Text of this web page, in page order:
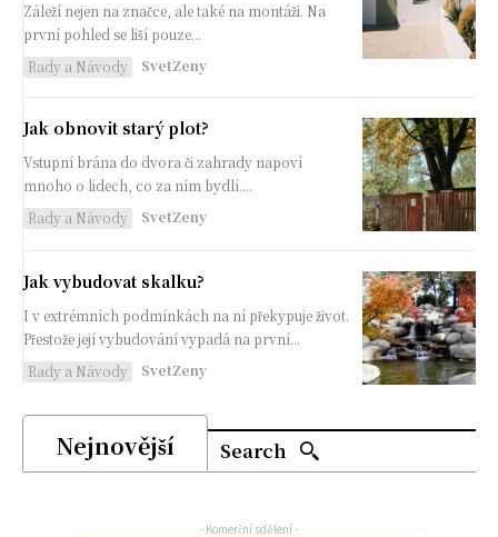
Záleží nejen na značce, ale také na montáži. Na
první pohled se liší pouze...
Rady a Návody
SvetZeny
Jak obnovit starý plot?
Vstupní brána do dvora či zahrady napoví
mnoho o lidech, co za ním bydlí....
Rady a Návody
SvetZeny
Jak vybudovat skalku?
I v extrémních podmínkách na ní překypuje život.
Přestože její vybudování vypadá na první...
Rady a Návody
SvetZeny
Nejnovější Search
- Komerční sdělení -